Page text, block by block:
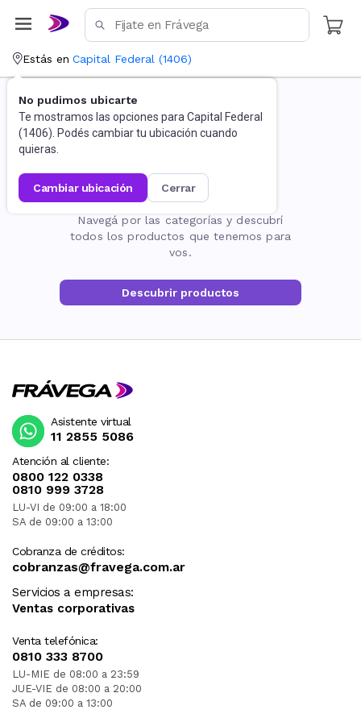
Estás en Capital Federal (1406)
No pudimos ubicarte
Te mostramos las opciones para Capital Federal
(1406). Podés cambiar tu ubicación cuando
quieras.
cambiar ubicación cerrar
La página no existe
Navegá por las categorías y descubrí
todos los productos que tenemos para
vos.
Descubrir productos
Atención al cliente:
0800 122 0338
0810 999 3728
LU-VI de 09:00 a 18:00
SA de 09:00 a 13:00
Cobranza de créditos:
cobranzas@fravega.com.ar
Servicios a empresas:
Ventas corporativas
Venta telefónica:
0810 333 8700
LU-MIE de 08:00 a 23:59
JUE-VIE de 08:00 a 20:00
SA de 09:00 a 13:00
Asistente virtual
11 2855 5086